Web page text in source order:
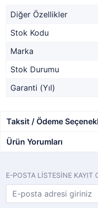
Diğer Özellikler
Stok Kodu
Marka
Stok Durumu
Garanti (Yıl)
Taksit / Ödeme
Ürün Yorumları
E-POSTA LİSTESİNE KAYIT